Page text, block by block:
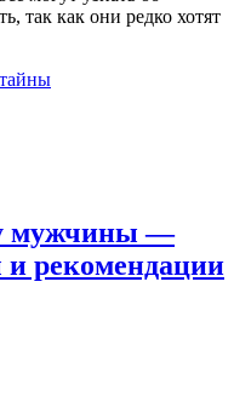
так как они редко хотят
тайны
мужчины —
рекомендации